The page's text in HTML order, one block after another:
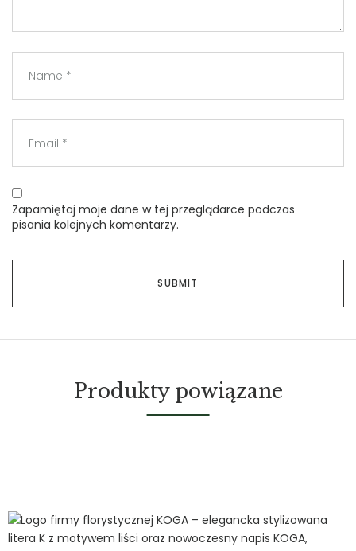
Zapamiętaj moje dane w tej przeglądarce podczas
pisania kolejnych komentarzy.
Produkty powiązane